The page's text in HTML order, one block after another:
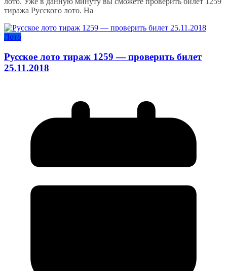
тиража Русского лото. На
Лото
Русское лото тираж 1259 — проверить билет
25.11.2018